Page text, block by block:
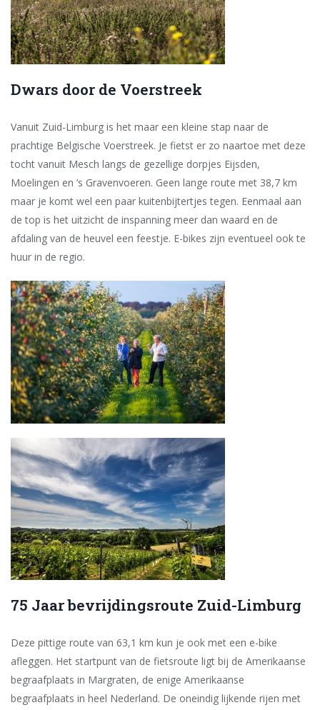
Dwars door de Voerstreek
Vanuit Zuid-Limburg is het maar een kleine stap naar de
prachtige Belgische Voerstreek. Je fietst er zo naartoe met deze
tocht vanuit Mesch langs de gezellige dorpjes Eijsden,
Moelingen en ’s Gravenvoeren. Geen lange route met 38,7 km
maar je komt wel een paar kuitenbijtertjes tegen. Eenmaal aan
de top is het uitzicht de inspanning meer dan waard en de
afdaling van de heuvel een feestje. E-bikes zijn eventueel ook te
huur in de regio.
75 Jaar bevrijdingsroute Zuid-Limburg
Deze pittige route van 63,1 km kun je ook met een e-bike
afleggen. Het startpunt van de fietsroute ligt bij de Amerikaanse
begraafplaats in Margraten, de enige Amerikaanse
begraafplaats in heel Nederland. De oneindig lijkende rijen met